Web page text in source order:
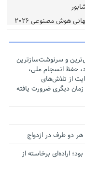
هوش مصنوعی ۲۰۲۶
و سرنوشت‌سازترین
حفظ انسجام ملی،
از تلاش‌های
دیگری ضرورت یافته
دو طرف در ازدواج
اراده‌ای برخاسته از